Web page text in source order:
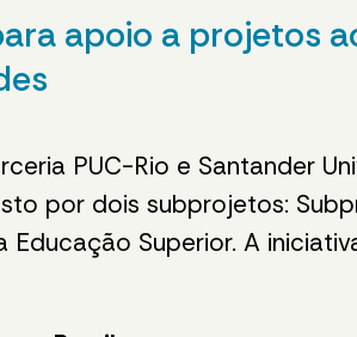
apoio a projetos
PUC-Rio e Santander
por dois subprojetos:
Educação Superior. A